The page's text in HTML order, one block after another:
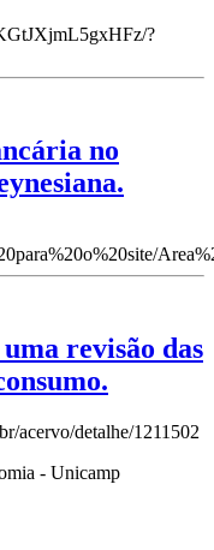
?
no
revisão das
acervo/detalhe/1211502
- Unicamp